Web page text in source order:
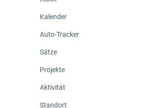
Kalender
Auto-Tracker
Sätze
Projekte
Aktivität
Standort